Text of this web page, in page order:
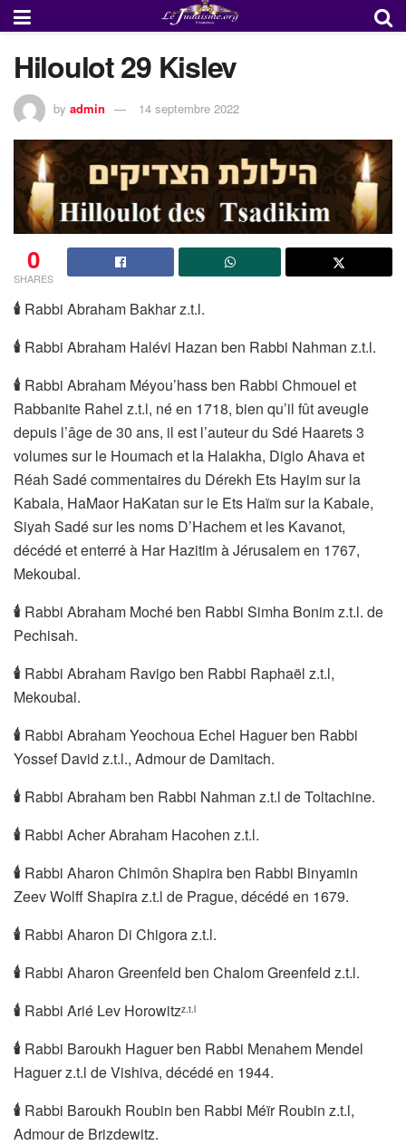
Hiloulot 29 Kislev
by admin 14 septembre 2022
0
SHARES
🕯 Rabbi Abraham Bakhar z.t.l.
🕯 Rabbi Abraham Halévi Hazan ben Rabbi Nahman z.t.l.
🕯 Rabbi Abraham Méyou’hass ben Rabbi Chmouel et
Rabbanite Rahel z.t.l, né en 1718, bien qu’il fût aveugle
depuis l’âge de 30 ans, il est l’auteur du Sdé Haarets 3
volumes sur le Houmach et la Halakha, Diglo Ahava et
Réah Sadé commentaires du Dérekh Ets Hayim sur la
Kabala, HaMaor HaKatan sur le Ets Haïm sur la Kabale,
Siyah Sadé sur les noms D’Hachem et les Kavanot,
décédé et enterré à Har Hazitim à Jérusalem en 1767,
Mekoubal.
🕯 Rabbi Abraham Moché ben Rabbi Simha Bonim z.t.l. de
Pechisah.
🕯 Rabbi Abraham Ravigo ben Rabbi Raphaël z.t.l,
Mekoubal.
🕯 Rabbi Abraham Yeochoua Echel Haguer ben Rabbi
Yossef David z.t.l., Admour de Damitach.
🕯 Rabbi Abraham ben Rabbi Nahman z.t.l de Toltachine.
🕯 Rabbi Acher Abraham Hacohen z.t.l.
🕯 Rabbi Aharon Chimôn Shapira ben Rabbi Binyamin
Zeev Wolff Shapira z.t.l de Prague, décédé en 1679.
🕯 Rabbi Aharon Di Chigora z.t.l.
🕯 Rabbi Aharon Greenfeld ben Chalom Greenfeld z.t.l.
🕯 Rabbi Arié Lev Horowitzz.t.l
🕯 Rabbi Baroukh Haguer ben Rabbi Menahem Mendel
Haguer z.t.l de Vishiva, décédé en 1944.
🕯 Rabbi Baroukh Roubin ben Rabbi Méïr Roubin z.t.l,
Admour de Brizdewitz.